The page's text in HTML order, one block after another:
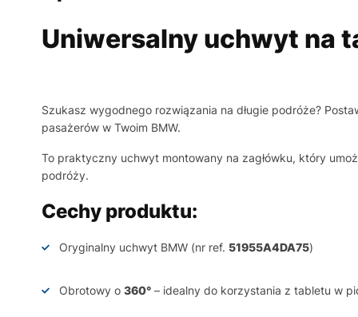
Uniwersalny uchwyt na
Szukasz wygodnego rozwiązania na długie podróże?
pasażerów w Twoim BMW.
To praktyczny uchwyt montowany na zagłówku, który
podróży.
Cechy produktu:
Oryginalny uchwyt BMW (nr ref. 51955A4DA75)
Obrotowy o 360° – idealny do korzystania z tabletu w